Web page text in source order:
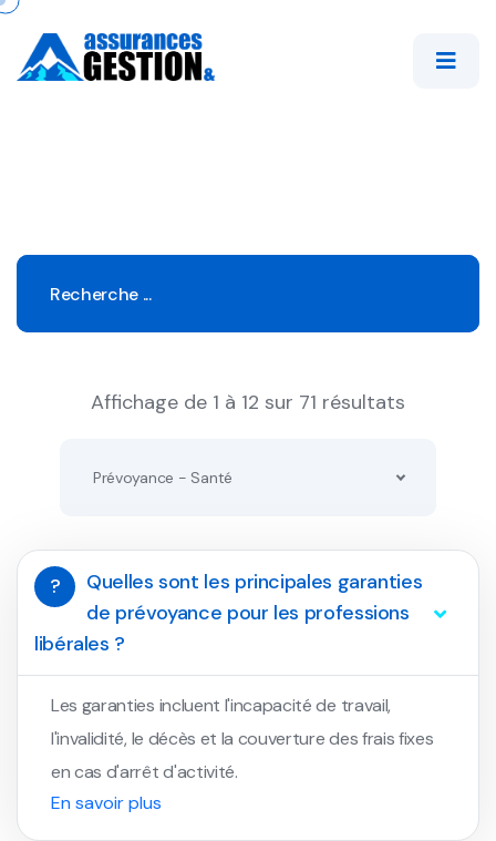
Affichage de 1 à 12 sur 71 résultats
Prévoyance - Santé
?
Quelles sont les principales garanties
de prévoyance pour les professions
libérales ?
Les garanties incluent l'incapacité de travail,
l'invalidité, le décès et la couverture des frais fixes
en cas d'arrêt d'activité.
En savoir plus